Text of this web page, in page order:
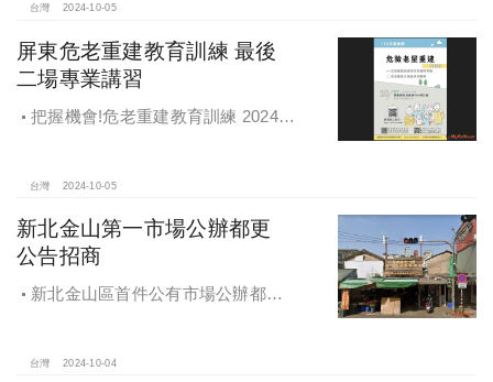
台灣 2024-10-05
屏東危老重建教育訓練 最後
二場專業講習
把握機會!危老重建教育訓練 2024年
台灣 2024-10-05
新北金山第一市場公辦都更
公告招商
新北金山區首件公有市場公辦都更
台灣 2024-10-04